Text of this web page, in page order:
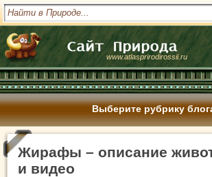
www.atlasprirodirossii.ru
Выберите рубрику
Жирафы – описание
и видео